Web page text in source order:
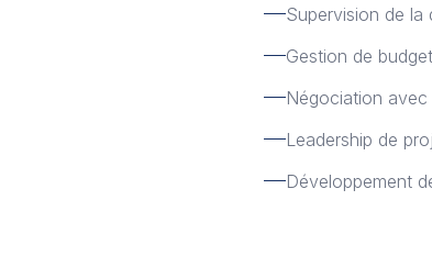
Supervision de la
Gestion de
Négociation
Leadership de
Développement